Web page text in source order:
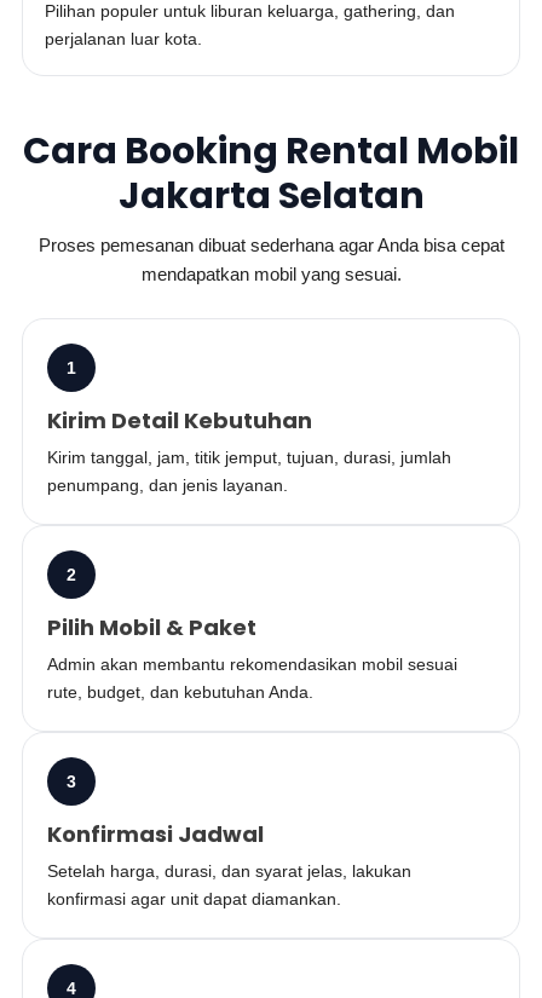
Pilihan populer untuk liburan keluarga, gathering, dan
perjalanan luar kota.
Cara Booking Rental Mobil
Jakarta Selatan
Proses pemesanan dibuat sederhana agar Anda bisa cepat
mendapatkan mobil yang sesuai.
1
Kirim Detail Kebutuhan
Kirim tanggal, jam, titik jemput, tujuan, durasi, jumlah
penumpang, dan jenis layanan.
2
Pilih Mobil & Paket
Admin akan membantu rekomendasikan mobil sesuai
rute, budget, dan kebutuhan Anda.
3
Konfirmasi Jadwal
Setelah harga, durasi, dan syarat jelas, lakukan
konfirmasi agar unit dapat diamankan.
4